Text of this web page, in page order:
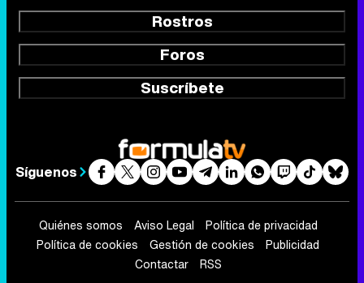
Rostros
Foros
Suscríbete
Síguenos
Quiénes somos Aviso Legal
Política de privacidad
Política de cookies
Gestión de cookies
Publicidad
Contactar
RSS